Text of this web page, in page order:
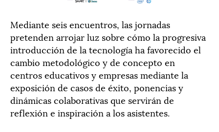
Mediante seis encuentros, las jornadas
pretenden arrojar luz sobre cómo la progresiva
introducción de la tecnología ha favorecido el
cambio metodológico y de concepto en
centros educativos y empresas mediante la
exposición de casos de éxito, ponencias y
dinámicas colaborativas que servirán de
reflexión e inspiración a los asistentes.